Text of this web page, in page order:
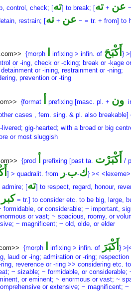
control, check; [ته] to break; [ عن +ته
restrain; [
عن +ته
~ = tr. + from] to
{morph infixing > infin. of أَكْبَحَ }
or -ing, check or -cking; break or -kage
or -ining, restrainment or -ning;
prevention or -ting
{format prefixing [masc. pl. + ون
cases , fem. sing. & pl. also breakable]
gig-hearted; with a broad or big
or most sluggish
{prod prefixing [past ta. أَكْبَرْت /
] > quadralit. from ك-ب-ر
} ><
admire; [ته] to respect, regard, honour,
كبر = tr.] to consider etc. to be big, large,
formidable, or considerable; ~ important,
or vast; ~ spacious, roomy, or
~ magnificent; ~ old, olde, or elder
{morph infixing > infin. of أَكْبَرَ }
laud or -ing; admiration or -ring; respection
reverence or -ring >> considering etc.
~ sizable; ~ formidable, or considerable;
or eminent; ~ enormous or vast; ~
or extensive; ~ magnificent; ~